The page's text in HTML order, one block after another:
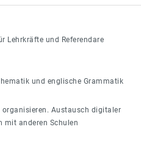
Lehrkräfte und Referendare
und englische Grammatik
Austausch digitaler
mit anderen Schulen